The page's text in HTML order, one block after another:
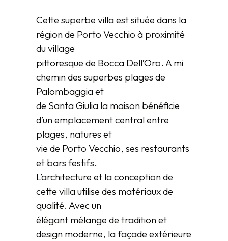
Cette superbe villa est située dans la
région de Porto Vecchio à proximité
du village
pittoresque de Bocca Dell’Oro. A mi
chemin des superbes plages de
Palombaggia et
de Santa Giulia la maison bénéficie
d’un emplacement central entre
plages, natures et
vie de Porto Vecchio, ses restaurants
et bars festifs.
L’architecture et la conception de
cette villa utilise des matériaux de
qualité. Avec un
élégant mélange de tradition et
design moderne, la façade extérieure